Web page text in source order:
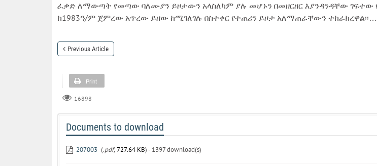
ፈቃድ ለማውጣት የመጣው ባለሙያን ይዞታውን አላስለካም ያሉ መሆኑን በመዘርዘር እያንዳንዳቸው
ከ1983ዓ/ም ጀምረው አጥረው ይዘው ከሚገለገሉ በስተቀር የተጠሪን ይዞታ አለማጠራቸውን
Previous Article
Print
16898
Documents to download
207003 (.pdf,727.64 KB) - 1397 download(s)